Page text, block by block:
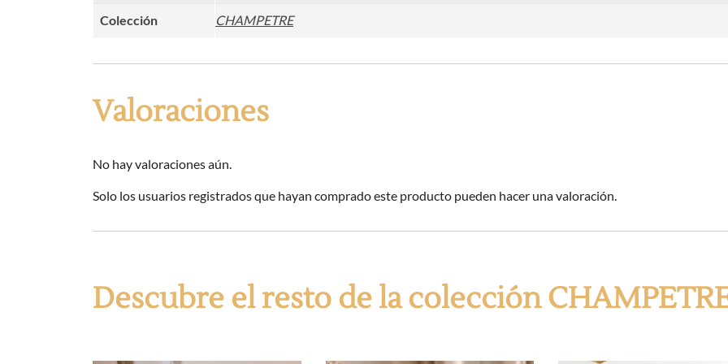
Colección CHAMPETRE
Valoraciones
No hay valoraciones aún.
Solo los usuarios registrados que hayan comprado este producto pueden hacer una valoración.
Descubre el resto de la colección